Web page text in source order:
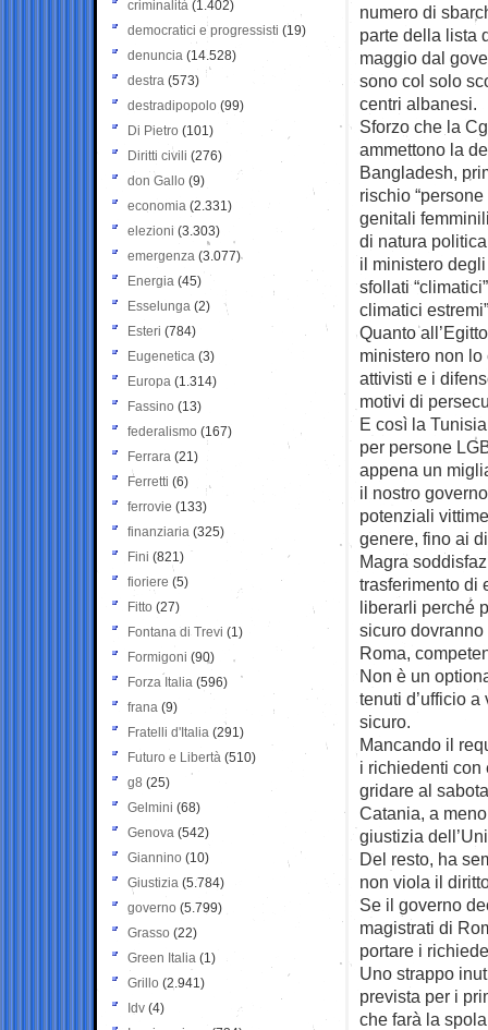
numero di
parte della lista
maggio dal
sono col solo
centri albanesi.
Sforzo che la
ammettono la
Bangladesh,
rischio
genitali
di natura
il ministero
sfollati
climatici
Quanto
ministero non
attivisti e i
motivi di
E così la
per persone
appena un
il nostro
potenziali
genere, fino ai
Magra
trasferimento di
liberarli perché
sicuro
Roma,
Non è un
tenuti d’ufficio
sicuro.
Mancando il
i richiedenti con
gridare al
Catania, a
giustizia
Del resto, ha
non viola il
Se il governo
magistrati di
portare i
Uno strappo
prevista per i
che farà la
criminalità (1.402)
democratici e progressisti (19)
denuncia (14.528)
destra (573)
destradipopolo (99)
Di Pietro (101)
Diritti civili (276)
don Gallo (9)
economia (2.331)
elezioni (3.303)
emergenza (3.077)
Energia (45)
Esselunga (2)
Esteri (784)
Eugenetica (3)
Europa (1.314)
Fassino (13)
federalismo (167)
Ferrara (21)
Ferretti (6)
ferrovie (133)
finanziaria (325)
Fini (821)
fioriere (5)
Fitto (27)
Fontana di Trevi (1)
Formigoni (90)
Forza Italia (596)
frana (9)
Fratelli d'Italia (291)
Futuro e Libertà (510)
g8 (25)
Gelmini (68)
Genova (542)
Giannino (10)
Giustizia (5.784)
governo (5.799)
Grasso (22)
Green Italia (1)
Grillo (2.941)
Idv (4)